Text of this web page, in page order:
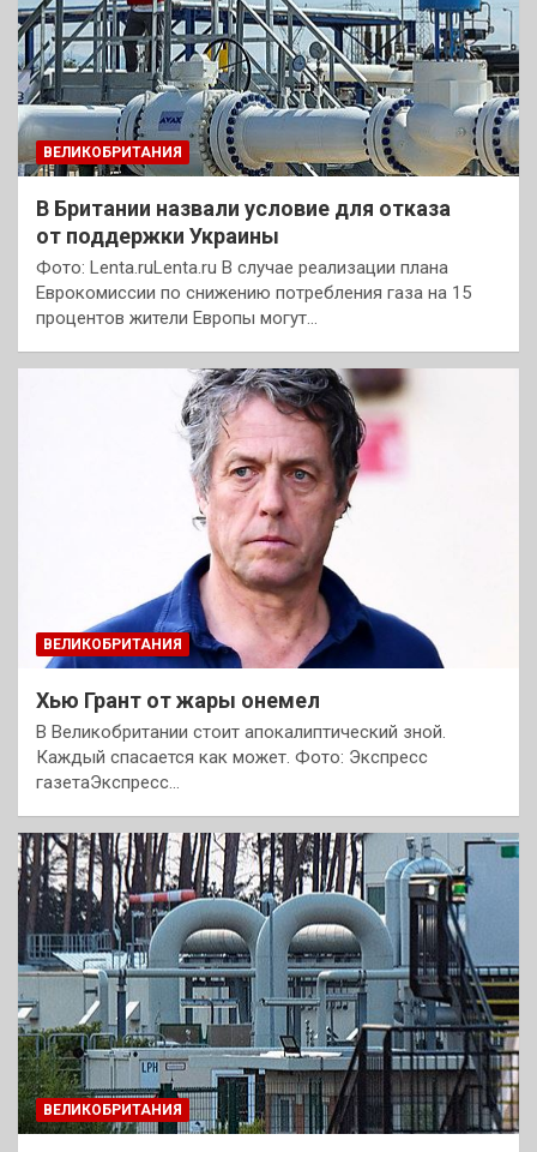
ВЕЛИКОБРИТАНИЯ
В Британии назвали условие для отказа
от поддержки Украины
Фото: Lenta.ruLenta.ru В случае реализации плана
Еврокомиссии по снижению потребления газа на 15
процентов жители Европы могут…
ВЕЛИКОБРИТАНИЯ
Хью Грант от жары онемел
В Великобритании стоит апокалиптический зной.
Каждый спасается как может. Фото: Экспресс
газетаЭкспресс…
ВЕЛИКОБРИТАНИЯ